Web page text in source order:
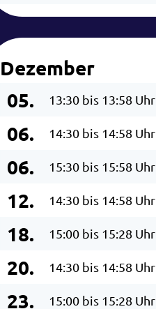
Dezember
05.
13:30 bis 13:58 Uhr
06. 14:30 bis 14:58 Uhr
06. 15:30 bis 15:58 Uhr
12. 14:30 bis 14:58 Uhr
18. 15:00 bis 15:28 Uhr
20. 14:30 bis 14:58 Uhr
23. 15:00 bis 15:28 Uhr